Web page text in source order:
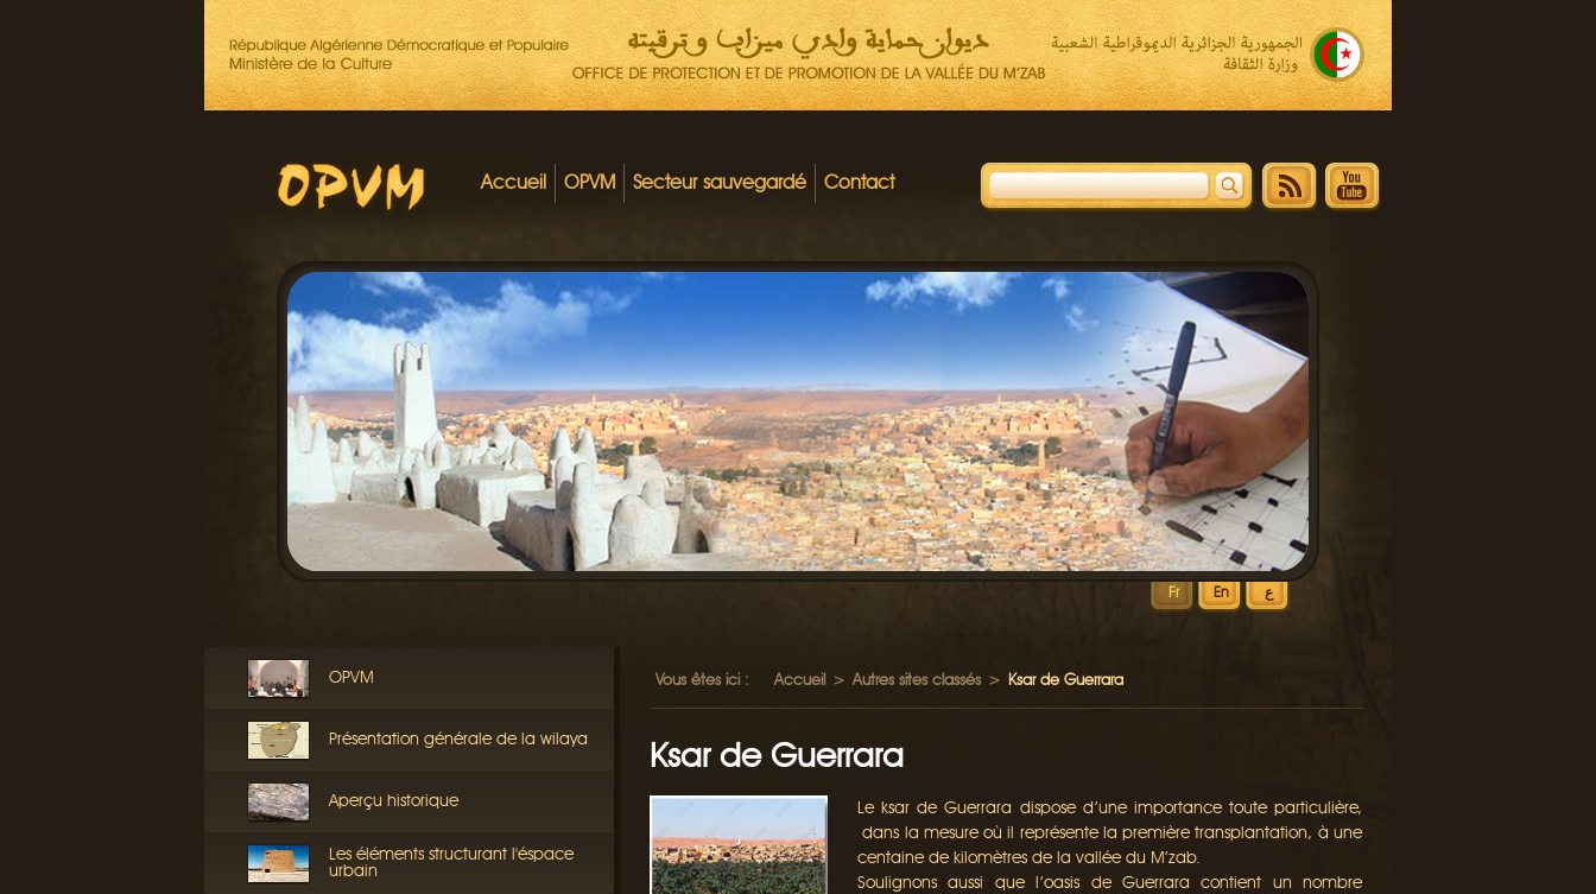
Accueil OPVM Secteur sauvegardé Contact
Fr En ع
OPVM
Présentation générale de la wilaya
Aperçu historique
Les éléments structurant l'éspace
urbain
Vous êtes ici : Accueil > Autres sites classés > Ksar de Guerrara
Ksar de Guerrara
Le ksar de Guerrara dispose d’une importance toute particulière,
dans la mesure où il représente la première transplantation, à une
centaine de kilomètres de la vallée du M’zab.
Soulignons aussi que l’oasis de Guerrara contient un nombre